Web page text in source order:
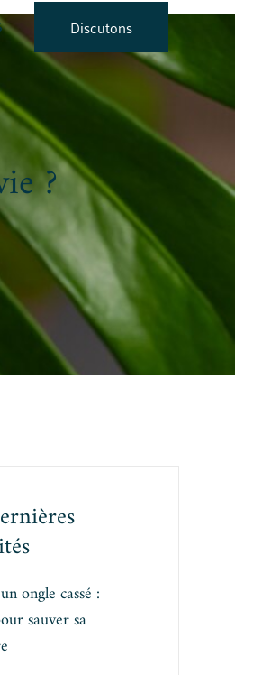
Discutons
?
ongle cassé :
sauver sa